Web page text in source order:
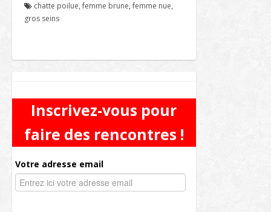
chatte poilue,femme brune,femme nue,
gros seins
Inscrivez-vous pour
faire des rencontres !
Votre adresse email